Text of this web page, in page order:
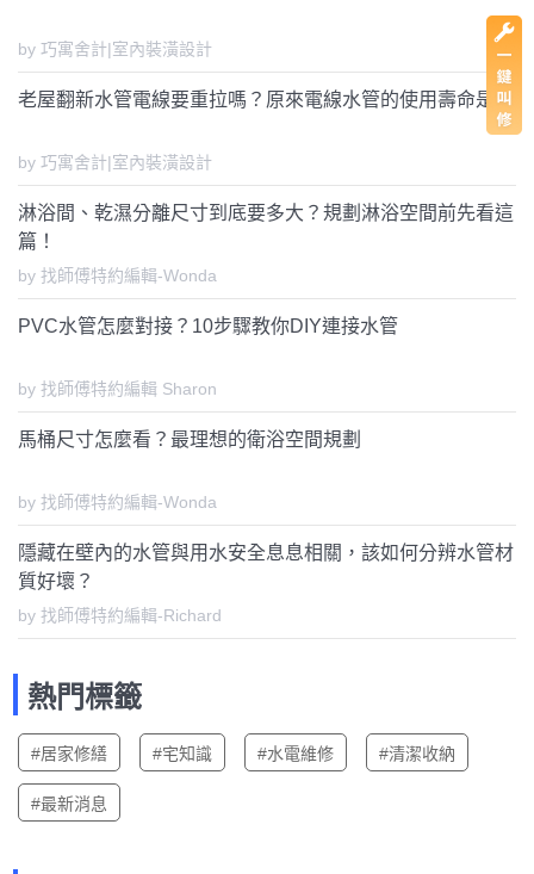
by 巧寓舍計|室內裝潢設計
老屋翻新水管電線要重拉嗎？原來電線水管的使用壽命是...
by 巧寓舍計|室內裝潢設計
淋浴間、乾濕分離尺寸到底要多大？規劃淋浴空間前先看這
篇！
by 找師傅特約編輯-Wonda
PVC水管怎麼對接？10步驟教你DIY連接水管
by 找師傅特約編輯 Sharon
馬桶尺寸怎麼看？最理想的衛浴空間規劃
by 找師傅特約編輯-Wonda
隱藏在壁內的水管與用水安全息息相關，該如何分辨水管材
質好壞？
by 找師傅特約編輯-Richard
熱門標籤
#居家修繕 #宅知識 #水電維修 #清潔收納
#最新消息